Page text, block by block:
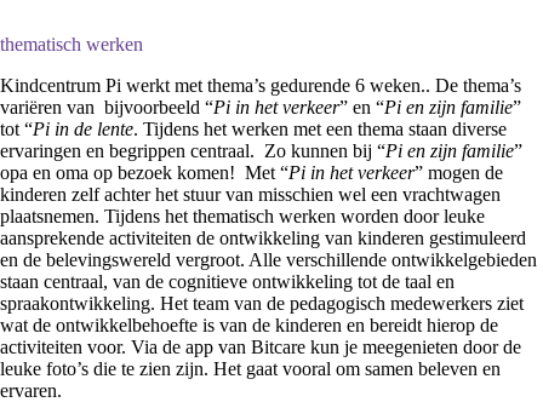
thematisch werken
Kindcentrum Pi werkt met thema’s gedurende 6 weken.. De thema’s
variëren van bijvoorbeeld “Pi in het verkeer” en “Pi en zijn familie”
tot “Pi in de lente. Tijdens het werken met een thema staan diverse
ervaringen en begrippen centraal. Zo kunnen bij “Pi en zijn familie”
opa en oma op bezoek komen! Met “Pi in het verkeer” mogen de
kinderen zelf achter het stuur van misschien wel een vrachtwagen
plaatsnemen. Tijdens het thematisch werken worden door leuke
aansprekende activiteiten de ontwikkeling van kinderen gestimuleerd
en de belevingswereld vergroot. Alle verschillende ontwikkelgebieden
staan centraal, van de cognitieve ontwikkeling tot de taal en
spraakontwikkeling. Het team van de pedagogisch medewerkers ziet
wat de ontwikkelbehoefte is van de kinderen en bereidt hierop de
activiteiten voor. Via de app van Bitcare kun je meegenieten door de
leuke foto’s die te zien zijn. Het gaat vooral om samen beleven en
ervaren.